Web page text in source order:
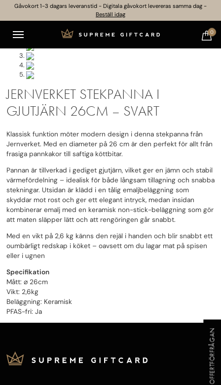
Gåvokort 1-3 dagars leveranstid - Digitala gåvokort levereras samma dag -
Beställ idag
0
JERNVERKET STEKPANNA I
GJUTJÄRN 26CM – SVART
Klassisk funktion möter modern design i denna stekpanna från
Jernverket. Med en diameter på 26 cm är den perfekt för allt från
frasiga pannkakor till saftiga köttbitar.
Pannan är tillverkad i gediget gjutjärn, vilket ger en jämn och stabil
värmefördelning – idealisk för både långsam tillagning och snabba
stekningar. Utsidan är klädd i en tålig emaljbeläggning som
skyddar mot rost och ger ett elegant intryck, medan insidan
kombinerar emalj med en keramisk non-stick-beläggning som gör
att maten släpper lätt och att rengöringen går snabbt.
Med en vikt på 2,6 kg känns den rejäl i handen och blir snabbt ett
oumbärligt redskap i köket – oavsett om du lagar mat på spisen
eller i ugnen
Specifikation
Mått: ⌀ 26cm
Vikt: 2,6kg
Beläggning: Keramisk
PFAS-fri: Ja
OFFERTFÖRFRÅGAN